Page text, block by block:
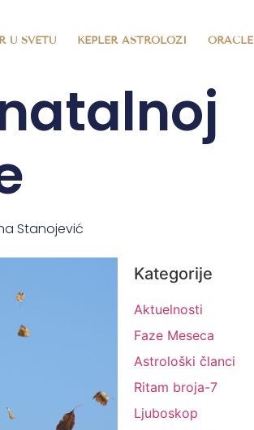
U SVETU KEPLER ASTROLOZI ORACLE
Stanojević
Kategorije
Aktuelnosti
Faze Meseca
Astrološki članci
Ritam broja-7
Ljuboskop